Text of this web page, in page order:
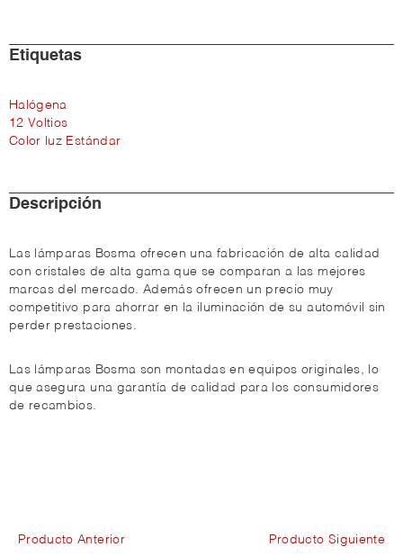
Etiquetas
Halógena
12 Voltios
Color luz Estándar
Descripción
Las lámparas Bosma ofrecen una fabricación de alta calidad
con cristales de alta gama que se comparan a las mejores
marcas del mercado. Además ofrecen un precio muy
competitivo para ahorrar en la iluminación de su automóvil sin
perder prestaciones.
Las lámparas Bosma son montadas en equipos originales, lo
que asegura una garantía de calidad para los consumidores
de recambios.
Producto Anterior Producto Siguiente